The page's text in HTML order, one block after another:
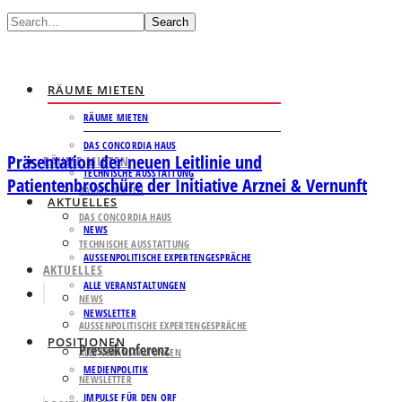
Search
RÄUME MIETEN
RÄUME MIETEN
DAS CONCORDIA HAUS
TECHNISCHE AUSSTATTUNG
AKTUELLES
NEWS
AUSSENPOLITISCHE EXPERTENGESPRÄCHE
ALLE VERANSTALTUNGEN
NEWSLETTER
POSITIONEN
MEDIENPOLITIK
IMPULSE FÜR DEN ORF
RÄUME MIETEN
RÄUME MIETEN
DAS CONCORDIA HAUS
TECHNISCHE AUSSTATTUNG
AKTUELLES
NEWS
AUSSENPOLITISCHE EXPERTENGESPRÄCHE
ALLE VERANSTALTUNGEN
NEWSLETTER
Präsentation der neuen Leitlinie und
Patientenbroschüre der Initiative Arznei & Vernunft
Pressekonferenz